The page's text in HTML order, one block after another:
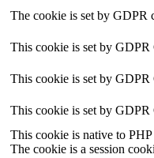
The cookie is set by GDPR
This cookie is set by GDPR
This cookie is set by GDPR
This cookie is set by GDPR
This cookie is native to
The cookie is a session